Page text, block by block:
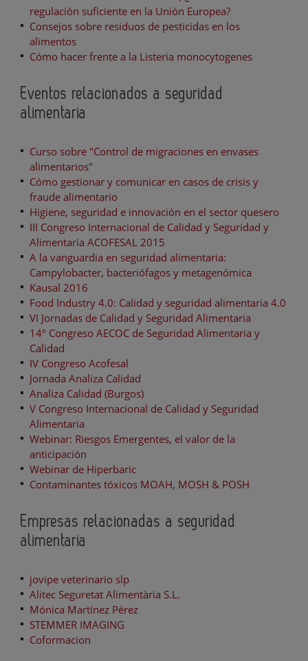
regulación suficiente en la Unión Europea?
Consejos sobre residuos de pesticidas en los
alimentos
Cómo hacer frente a la Listeria monocytogenes
Eventos relacionados a seguridad
alimentaria
Curso sobre "Control de migraciones en envases
alimentarios"
Cómo gestionar y comunicar en casos de crisis y
fraude alimentario
Higiene, seguridad e innovación en el sector quesero
III Congreso Internacional de Calidad y Seguridad y
Alimentaria ACOFESAL 2015
A la vanguardia en seguridad alimentaria:
Campylobacter, bacteriófagos y metagenómica
Kausal 2016
Food Industry 4.0: Calidad y seguridad alimentaria 4.0
VI Jornadas de Calidad y Seguridad Alimentaria
14º Congreso AECOC de Seguridad Alimentaria y
Calidad
IV Congreso Acofesal
Jornada Analiza Calidad
Analiza Calidad (Burgos)
V Congreso Internacional de Calidad y Seguridad
Alimentaria
Webinar: Riesgos Emergentes, el valor de la
anticipación
Webinar de Hiperbaric
Contaminantes tóxicos MOAH, MOSH & POSH
Empresas relacionadas a seguridad
alimentaria
jovipe veterinario slp
Alitec Seguretat Alimentària S.L.
Mónica Martínez Pérez
STEMMER IMAGING
Coformacion